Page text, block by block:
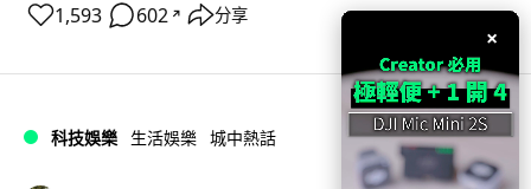
1,593 602 ↗ 分享
科技娛樂 生活娛樂 城中熱話
×